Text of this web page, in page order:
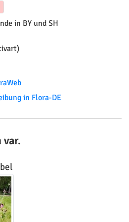
in BY und SH
in Flora-DE
var.